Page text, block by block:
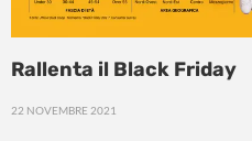
Rallenta il Black Friday
22 NOVEMBRE 2021